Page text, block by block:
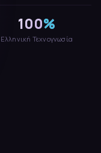
100%
Ελληνική Τεχνογνωσία